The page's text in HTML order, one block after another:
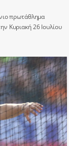
πρωτάθλημα
Κυριακή 26 Ιουλίου